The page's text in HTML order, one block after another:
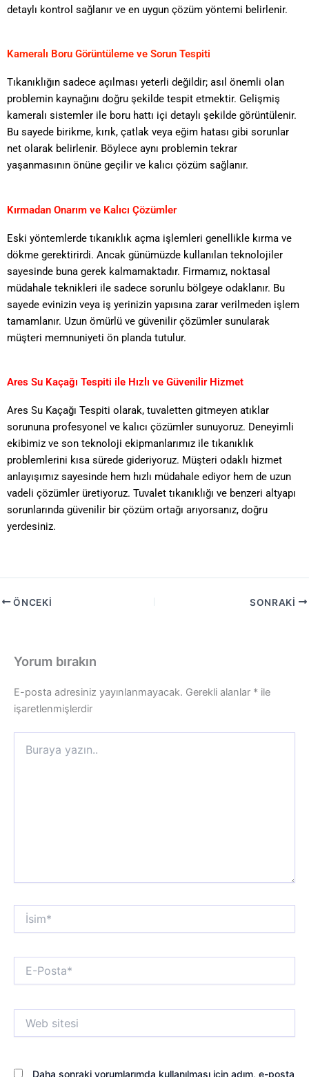
detaylı kontrol sağlanır ve en uygun çözüm yöntemi belirlenir.
Kameralı Boru Görüntüleme ve Sorun Tespiti
Tıkanıklığın sadece açılması yeterli değildir; asıl önemli olan
problemin kaynağını doğru şekilde tespit etmektir. Gelişmiş
kameralı sistemler ile boru hattı içi detaylı şekilde görüntülenir.
Bu sayede birikme, kırık, çatlak veya eğim hatası gibi sorunlar
net olarak belirlenir. Böylece aynı problemin tekrar
yaşanmasının önüne geçilir ve kalıcı çözüm sağlanır.
Kırmadan Onarım ve Kalıcı Çözümler
Eski yöntemlerde tıkanıklık açma işlemleri genellikle kırma ve
dökme gerektirirdi. Ancak günümüzde kullanılan teknolojiler
sayesinde buna gerek kalmamaktadır. Firmamız, noktasal
müdahale teknikleri ile sadece sorunlu bölgeye odaklanır. Bu
sayede evinizin veya iş yerinizin yapısına zarar verilmeden işlem
tamamlanır. Uzun ömürlü ve güvenilir çözümler sunularak
müşteri memnuniyeti ön planda tutulur.
Ares Su Kaçağı Tespiti ile Hızlı ve Güvenilir Hizmet
Ares Su Kaçağı Tespiti olarak, tuvaletten gitmeyen atıklar
sorununa profesyonel ve kalıcı çözümler sunuyoruz. Deneyimli
ekibimiz ve son teknoloji ekipmanlarımız ile tıkanıklık
problemlerini kısa sürede gideriyoruz. Müşteri odaklı hizmet
anlayışımız sayesinde hem hızlı müdahale ediyor hem de uzun
vadeli çözümler üretiyoruz. Tuvalet tıkanıklığı ve benzeri altyapı
sorunlarında güvenilir bir çözüm ortağı arıyorsanız, doğru
yerdesiniz.
ÖNCEKI SONRAKI
Yorum bırakın
E-posta adresiniz yayınlanmayacak. Gerekli alanlar * ile
işaretlenmişlerdir
yazın..
İsim*
Posta*
sitesi
Daha sonraki yorumlarımda kullanılması için adım, e-posta